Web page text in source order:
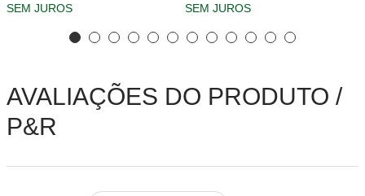
SEM JUROS
SEM JUROS
AVALIAÇÕES DO PRODUTO /
P&R